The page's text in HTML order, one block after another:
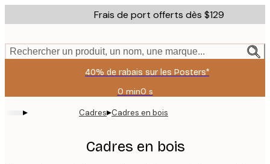
to
content.
Frais de port offerts dès $129
Rechercher un produit, un nom, une marque...
40% de rabais sur les Posters*
0 min0 s
Valable
jusqu'au
:
09
▸ Cadres▸Cadres en bois
Cadres en bois